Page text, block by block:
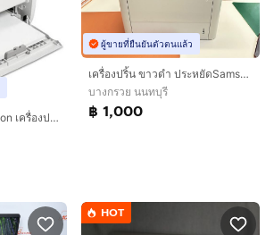
ขายส่ง ขั้นต่ำ5ตัว Canon เครื่องปริ้น LBP6030w เลเซอร์ขาวดำ
ผู้ขายที่ยืนยันตัวตนแล้ว
เครื่องปริ้น ขาวดำ ประหยัดSamsung ProXpress M4020NDเลเซอร์ขาว-ดำ
บางกรวย นนทบุรี
฿ 1,000
HOT